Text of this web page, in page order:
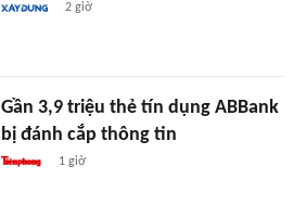
2 giờ
Gần 3,9 triệu thẻ tín dụng ABBank
bị đánh cắp thông tin
1 giờ